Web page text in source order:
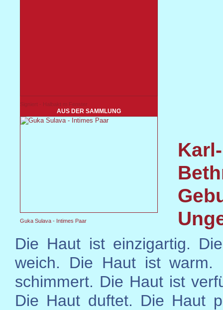
Signiert - Halbakt m Fenster
AUS DER SAMMLUNG
Guka Sulava - Intimes Paar
Die Haut ist einzigartig.
weich. Die Haut ist warm.
schimmert. Die Haut ist
Die Haut duftet. Die Haut